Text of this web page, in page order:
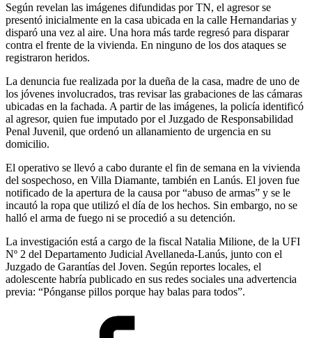
Según revelan las imágenes difundidas por TN, el agresor se
presentó inicialmente en la casa ubicada en la calle Hernandarias y
disparó una vez al aire. Una hora más tarde regresó para disparar
contra el frente de la vivienda. En ninguno de los dos ataques se
registraron heridos.
La denuncia fue realizada por la dueña de la casa, madre de uno de
los jóvenes involucrados, tras revisar las grabaciones de las cámaras
ubicadas en la fachada. A partir de las imágenes, la policía identificó
al agresor, quien fue imputado por el Juzgado de Responsabilidad
Penal Juvenil, que ordenó un allanamiento de urgencia en su
domicilio.
El operativo se llevó a cabo durante el fin de semana en la vivienda
del sospechoso, en Villa Diamante, también en Lanús. El joven fue
notificado de la apertura de la causa por “abuso de armas” y se le
incautó la ropa que utilizó el día de los hechos. Sin embargo, no se
halló el arma de fuego ni se procedió a su detención.
La investigación está a cargo de la fiscal Natalia Milione, de la UFI
Nº 2 del Departamento Judicial Avellaneda-Lanús, junto con el
Juzgado de Garantías del Joven. Según reportes locales, el
adolescente habría publicado en sus redes sociales una advertencia
previa: “Pónganse pillos porque hay balas para todos”.